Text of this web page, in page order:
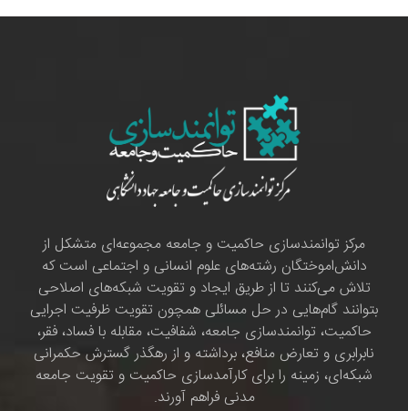
مرکز توانمندسازی حاکمیت و جامعه مجموعه‌ای متشکل از
دانش‌اموختگان رشته‌های علوم انسانی و اجتماعی است که
تلاش می‌کنند تا از طریق ایجاد و تقویت شبکه‌های اصلاحی
بتوانند گام‌هایی در حل مسائلی همچون تقویت ظرفیت اجرایی
حاکمیت، توانمندسازی جامعه، شفافیت، مقابله با فساد، فقر،
نابرابری و تعارض منافع، برداشته و از رهگذر گسترش حکمرانی
شبکه‌ای، زمینه را برای کارآمدسازی حاکمیت و تقویت جامعه
مدنی فراهم آورند.